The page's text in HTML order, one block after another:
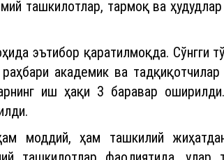
эътибор қаратилмоқда. Сўнгги
академик ва
иш ҳақи 3 баравар
моддий, ҳам ташкилий
ташкилотлар фаолиятида, улар
24 та муассаса ўтган йили